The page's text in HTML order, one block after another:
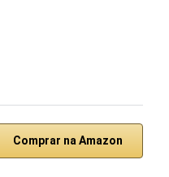
Comprar na Amazon